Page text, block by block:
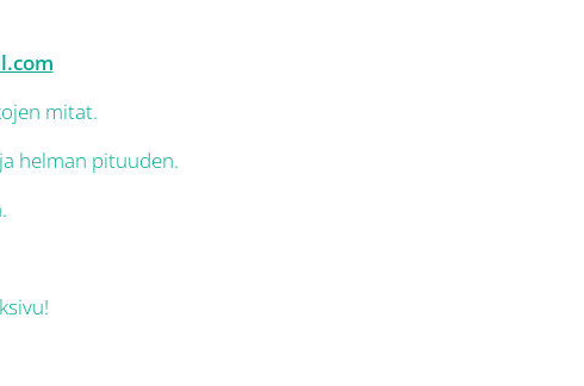
mitat.
helman pituuden.